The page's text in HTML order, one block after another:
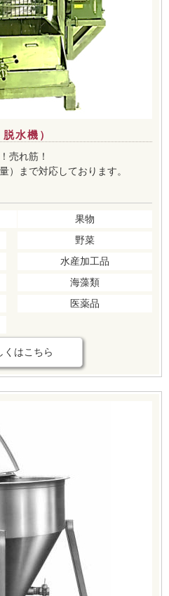
水機）
売れ筋！
）まで対応しております。
果物
野菜
水産加工品
海藻類
医薬品
はこちら